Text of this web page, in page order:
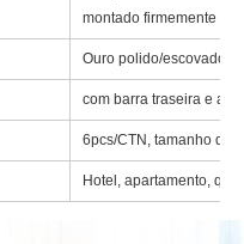
montado firmemente na
Ouro polido/escovado/
com barra traseira e
6pcs/CTN, tamanho da
Hotel, apartamento,